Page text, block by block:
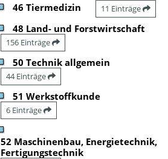
46 Tiermedizin 11 Einträge
48 Land- und Forstwirtschaft
156 Einträge
50 Technik allgemein
44 Einträge
51 Werkstoffkunde
6 Einträge
52 Maschinenbau, Energietechnik,
Fertigungstechnik